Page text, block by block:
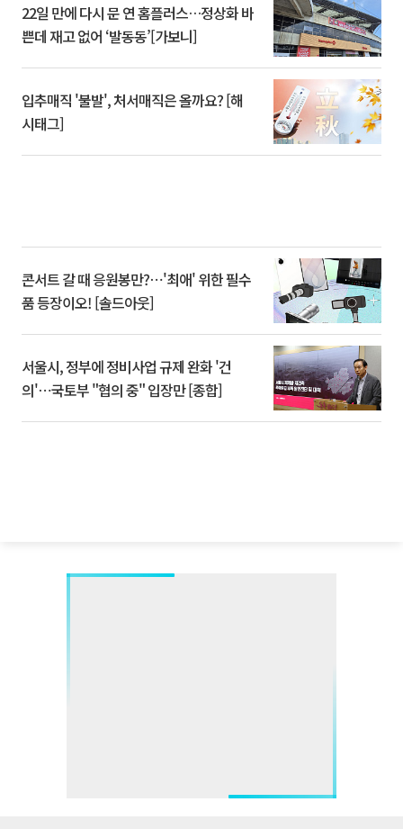
22일 만에 다시 문 연 홈플러스…정상화 바
쁜데 재고 없어 ‘발동동’[가보니]
입추매직 '불발', 처서매직은 올까요? [해
시태그]
콘서트 갈 때 응원봉만?⋯'최애' 위한 필수
품 등장이오! [솔드아웃]
서울시, 정부에 정비사업 규제 완화 '건
의'⋯국토부 "협의 중" 입장만 [종합]